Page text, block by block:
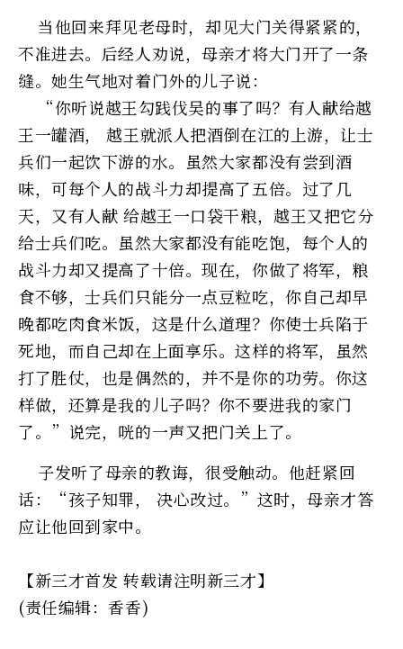
当他回来拜见老母时，却见大门关得紧紧的，
不准进去。后经人劝说，母亲才将大门开了一条
缝。她生气地对着门外的儿子说：
“你听说越王勾践伐吴的事了吗？有人献给越
王一罐酒， 越王就派人把酒倒在江的上游，让士
兵们一起饮下游的水。虽然大家都没有尝到酒
味，可每个人的战斗力却提高了五倍。过了几
天，又有人献 给越王一口袋干粮，越王又把它分
给士兵们吃。虽然大家都没有能吃饱，每个人的
战斗力却又提高了十倍。现在，你做了将军，粮
食不够，士兵们只能分一点豆粒吃，你自己却早
晚都吃肉食米饭，这是什么道理？你使士兵陷于
死地，而自己却在上面享乐。这样的将军，虽然
打了胜仗，也是偶然的，并不是你的功劳。你这
样做，还算是我的儿子吗？你不要进我的家门
了。”说完，咣的一声又把门关上了。
子发听了母亲的教诲，很受触动。他赶紧回
话：“孩子知罪， 决心改过。”这时，母亲才答
应让他回到家中。
【新三才首发 转载请注明新三才】
(责任编辑：香香)